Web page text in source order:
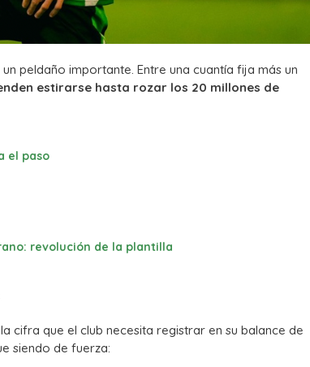
peldaño importante. Entre una cuantía fija más un
estirarse hasta rozar los 20 millones de
el paso
revolución de la plantilla
cifra que el club necesita registrar en su balance de
siendo de fuerza: